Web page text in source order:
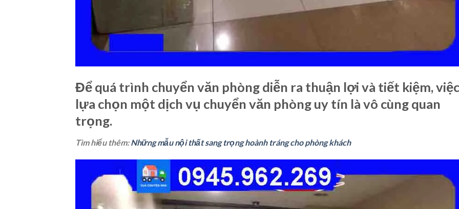
Để quá trình chuyển văn phòng diễn ra thuận lợi và tiết kiệm, việc
lựa chọn một dịch vụ chuyển văn phòng uy tín là vô cùng quan
trọng.
Tìm hiểu thêm:Những mẫu nội thất sang trọng hoành tráng cho phòng khách